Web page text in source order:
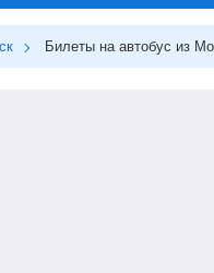
Билеты на автобус из